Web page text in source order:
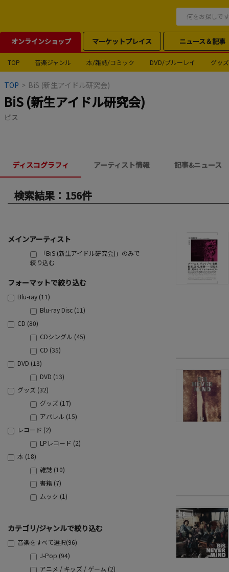
オンラインショップ マーケットプレイス ニュース＆記事
TOP 音楽ジャンル 本/雑誌/コミック DVD/ブルーレイ グッズ
TOP > BiS (新生アイドル研究会)
BiS (新生アイドル研究会)
ビス
ディスコグラフィ アーティスト情報 記事&ニュース
検索結果：156件
メインアーティスト
「BiS (新生アイドル研究会)」のみで
絞り込む
フォーマットで絞り込む
Blu-ray (11)
Blu-ray Disc (11)
CD (80)
CDシングル (45)
CD (35)
DVD (13)
DVD (13)
グッズ (32)
グッズ (17)
アパレル (15)
レコード (2)
LPレコード (2)
本 (18)
雑誌 (10)
書籍 (7)
ムック (1)
カテゴリ/ジャンルで絞り込む
音楽をすべて選択(96)
J-Pop (94)
アニメ / キッズ / ゲーム (2)